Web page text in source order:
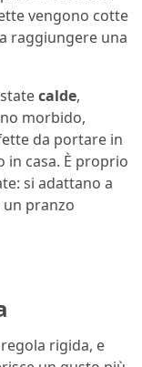
vengono cotte
raggiungere una
calde,
morbido,
da portare in
casa. È proprio
si adattano a
un pranzo
rigida, e